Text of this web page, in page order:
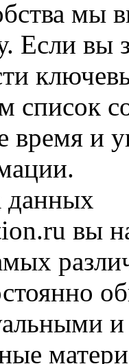
мы
Если вы
список
время и
данных
вы